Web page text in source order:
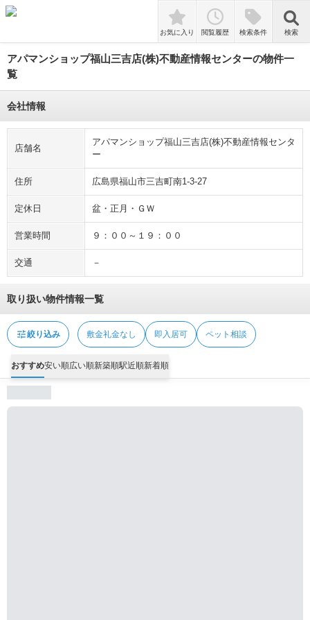
検索
お気に入り 閲覧履歴 検索条件 検索
アパマンショップ福山三吉店(株)不動産情報センターの物件一
覧
会社情報
店舗名
アパマンショップ福山三吉店(株)不動産情報センタ
ー
住所 広島県福山市三吉町南1-3-27
定休日 盆・正月・ＧＷ
営業時間 ９：００～１９：００
交通 －
取り扱い物件情報一覧
tune絞り込み 敷金礼金なし 即入居可 ペット相談
おすすめ安い順広い順新築順駅近順新着順
tune 即入居可 ペット相談